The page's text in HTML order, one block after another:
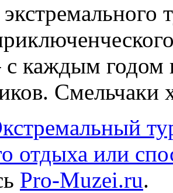
с каждым годом
Смельчаки
отдыха или
Pro-Muzei.ru.